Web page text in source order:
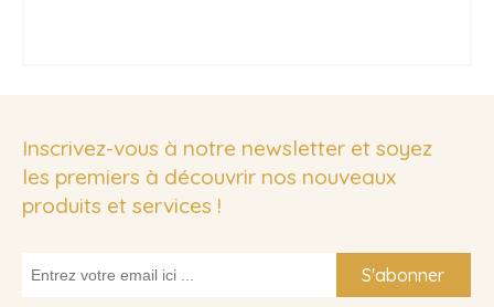
Inscrivez-vous à notre newsletter et soyez
les premiers à découvrir nos nouveaux
produits et services !
S'abonner